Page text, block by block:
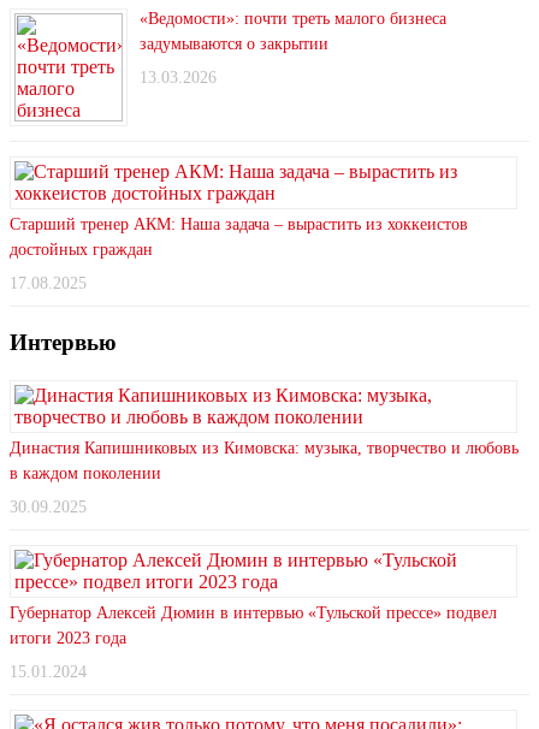
«Ведомости»: почти треть малого бизнеса
задумываются о закрытии
13.03.2026
Старший тренер АКМ: Наша задача – вырастить из хоккеистов
достойных граждан
17.08.2025
Интервью
Династия Капишниковых из Кимовска: музыка, творчество и любовь
в каждом поколении
30.09.2025
Губернатор Алексей Дюмин в интервью «Тульской прессе» подвел
итоги 2023 года
15.01.2024